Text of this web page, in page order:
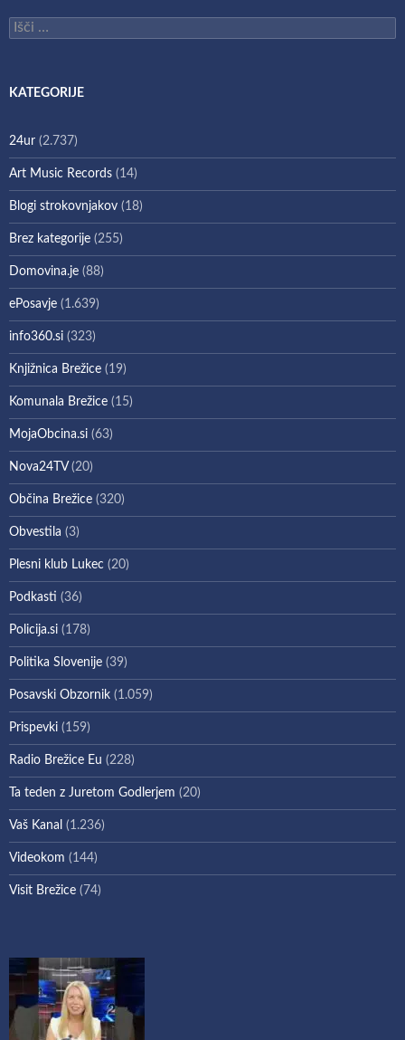
Išči:
KATEGORIJE
24ur (2.737)
Art Music Records (14)
Blogi strokovnjakov (18)
Brez kategorije (255)
Domovina.je (88)
ePosavje (1.639)
info360.si (323)
Knjižnica Brežice (19)
Komunala Brežice (15)
MojaObcina.si (63)
Nova24TV(20)
Občina Brežice (320)
Obvestila (3)
Plesni klub Lukec (20)
Podkasti (36)
Policija.si (178)
Politika Slovenije (39)
Posavski Obzornik (1.059)
Prispevki (159)
Radio Brežice Eu (228)
Ta teden z Juretom Godlerjem (20)
Vaš Kanal (1.236)
Videokom (144)
Visit Brežice (74)